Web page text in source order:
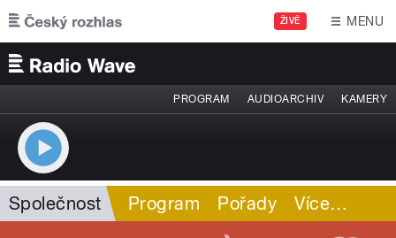
Přejít k hlavnímu obsahu
ŽIVĚ MENU
PROGRAM AUDIOARCHIV KAMERY
Společnost Program Pořady Více…